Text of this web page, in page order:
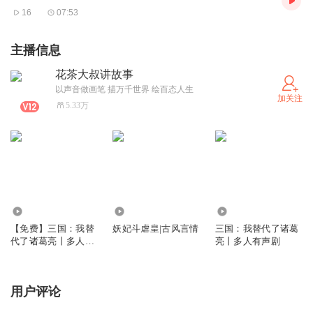
16 07:53
主播信息
花茶大叔讲故事
以声音做画笔 描万千世界 绘百态人生
5.33万
加关注
【免费】三国：我替
代了诸葛亮丨多人有
妖妃斗虐皇|古风言情
三国：我替代了诸葛
亮丨多人有声剧
用户评论